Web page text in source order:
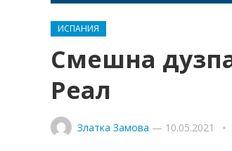
ИСПАНИЯ
Смешна
Реал
Златка Замова — 10.05.2021